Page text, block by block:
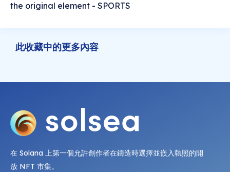
the original element - SPORTS
此收藏中的更多內容
在 Solana 上第一個允許創作者在鑄造時選擇並嵌入執照的開
放 NFT 市集。